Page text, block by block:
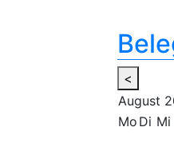
<
August
Mo Di Mi